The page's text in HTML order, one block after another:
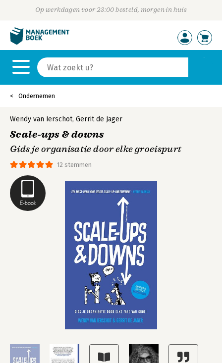
Op werkdagen voor 23:00 besteld, morgen in huis
Ondernemen
E-book
12 stemmen
Wendy van Ierschot, Gerrit de Jager
Scale-ups & downs
Gids je organisatie door elke groeispurt